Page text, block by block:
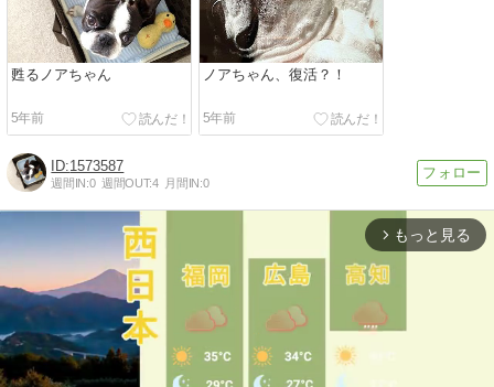
甦るノアちゃん
5年前
ノアちゃん、復活？！
5年前
1573587
週間IN:0 週間OUT:4 月間IN:0
arrow_forward_ios もっと見る